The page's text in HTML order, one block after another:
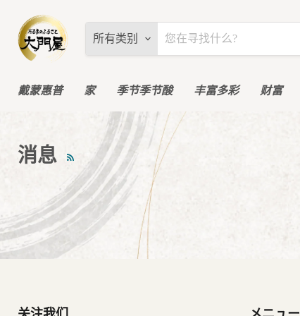
所有类别
戴蒙惠普 家 季节季节酸 丰富多彩 财富
消息 RSS